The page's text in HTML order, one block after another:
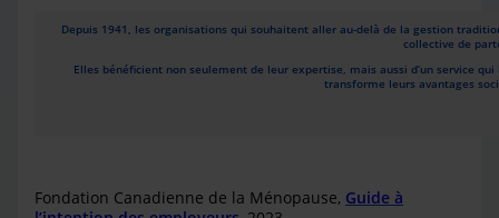
Depuis 1941, les organisations qui souhaitent aller au-delà de la gestion
collective de
Elles bénéficient non seulement de leur expertise, mais aussi d’un service
transforme leurs avantages
Fondation Canadienne de la Ménopause, Guide à